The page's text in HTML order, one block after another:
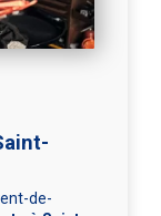
de-